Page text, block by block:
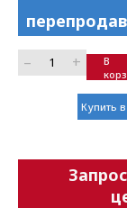
– +
В
Купить